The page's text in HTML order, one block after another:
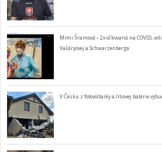
Mimi Šramová – 2x očkovaná na COVID,
Vašáryovej a Schwarzenberga
V Česku z fotovoltaiky a lítiovej batérie